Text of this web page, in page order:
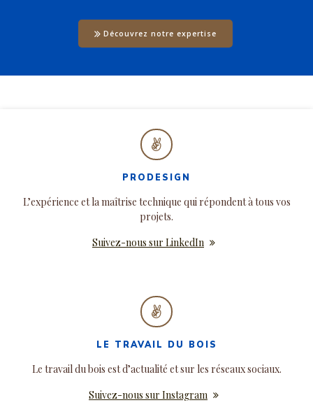
Découvrez notre expertise
PRODESIGN
L’expérience et la maîtrise technique qui répondent à tous vos
projets.
Suivez-nous sur LinkedIn
LE TRAVAIL DU BOIS
Le travail du bois est d’actualité et sur les réseaux sociaux.
Suivez-nous sur Instagram